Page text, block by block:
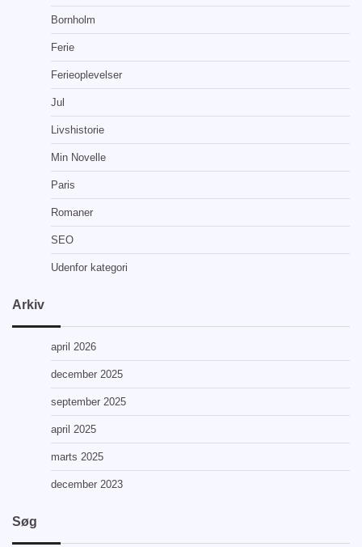
Bornholm
Ferie
Ferieoplevelser
Jul
Livshistorie
Min Novelle
Paris
Romaner
SEO
Udenfor kategori
Arkiv
april 2026
december 2025
september 2025
april 2025
marts 2025
december 2023
Søg